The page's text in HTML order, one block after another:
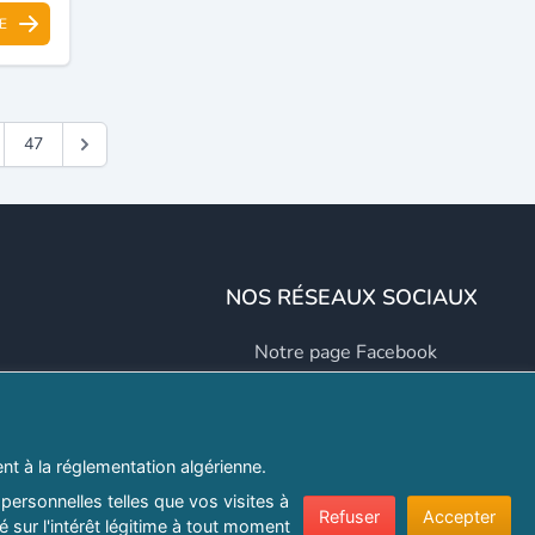
47
NOS RÉSEAUX SOCIAUX
Notre page Facebook
Notre page Twitter
à la réglementation algérienne.
telles que vos visites à
sur l'intérêt légitime à tout moment
Refuser Accepter